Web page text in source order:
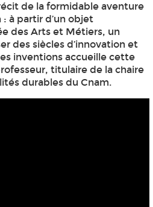
de la formidable aventure
à partir d’un objet
des Arts et Métiers, un
des siècles d’innovation et
inventions accueille cette
titulaire de la chaire
durables du Cnam.